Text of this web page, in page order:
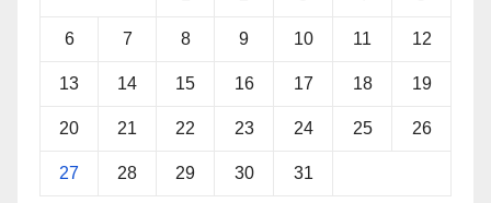
6 7 8 9 10 11 12
13 14 15 16 17 18 19
20 21 22 23 24 25 26
27 28 29 30 31